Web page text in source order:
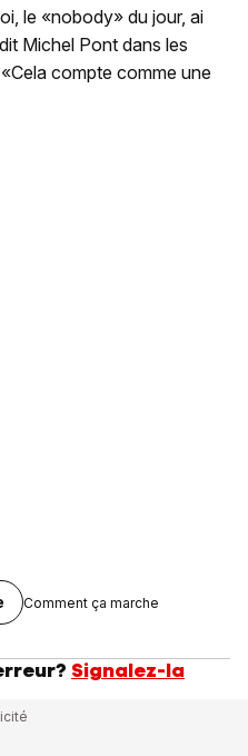
le «nobody» du jour, ai
Michel Pont dans les
compte comme une
Comment ça marche
Signalez-la